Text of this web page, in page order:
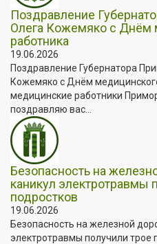
Поздравление
Олега Кожемяко с Днём
работника
19.06.2026
Поздравление Губернатора
Кожемяко с Днём
медицинские работники
поздравляю вас...
Безопасность на
каникул электротравмы
подростков
19.06.2026
Безопасность на железной
электротравмы получили трое